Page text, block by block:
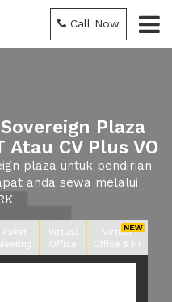
Call Now
Plaza
CV Plus VO
plaza untuk pendirian
anda sewa melalui
Paket
Virtual
Office
Virtual
Office & PT